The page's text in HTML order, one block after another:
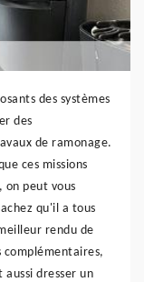
des systèmes
des
de ramonage.
ces missions
peut vous
qu'il a tous
rendu de
complémentaires,
dresser un